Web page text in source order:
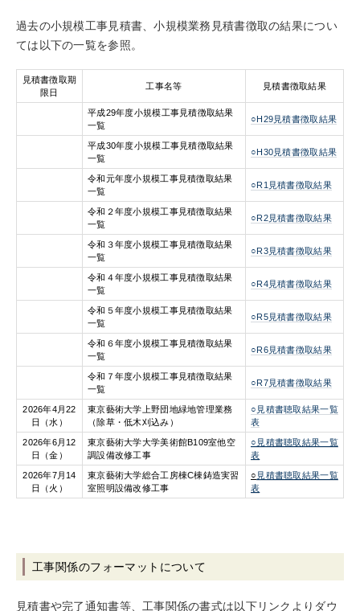
過去の小規模工事見積書、小規模業務見積書徴取の結果につい
ては以下の一覧を参照。
見積書徴取期
限日
工事名等 見積書徴取結果
平成29年度小規模工事見積徴取結果
一覧
○H29見積書徴取結果
平成30年度小規模工事見積徴取結果
一覧
○H30見積書徴取結果
令和元年度小規模工事見積徴取結果
一覧
○R1見積書徴取結果
令和２年度小規模工事見積徴取結果
一覧
○R2見積書徴取結果
令和３年度小規模工事見積徴取結果
一覧
○R3見積書徴取結果
令和４年度小規模工事見積徴取結果
一覧
○R4見積書徴取結果
令和５年度小規模工事見積徴取結果
一覧
○R5見積書徴取結果
令和６年度小規模工事見積徴取結果
一覧
○R6見積書徴取結果
令和７年度小規模工事見積徴取結果
一覧
○R7見積書徴取結果
2026年4月22
日（水）
東京藝術大学上野団地緑地管理業務
（除草・低木刈込み）
○見積書聴取結果一覧
表
2026年6月12
日（金）
東京藝術大学大学美術館B109室他空
調設備改修工事
○見積書聴取結果一覧
表
2026年7月14
日（火）
東京藝術大学総合工房棟C棟鋳造実習
室照明設備改修工事
○ 見積書聴取結果一覧
表
工事関係のフォーマットについて
見積書や完了通知書等、工事関係の書式は以下リンクよりダウ